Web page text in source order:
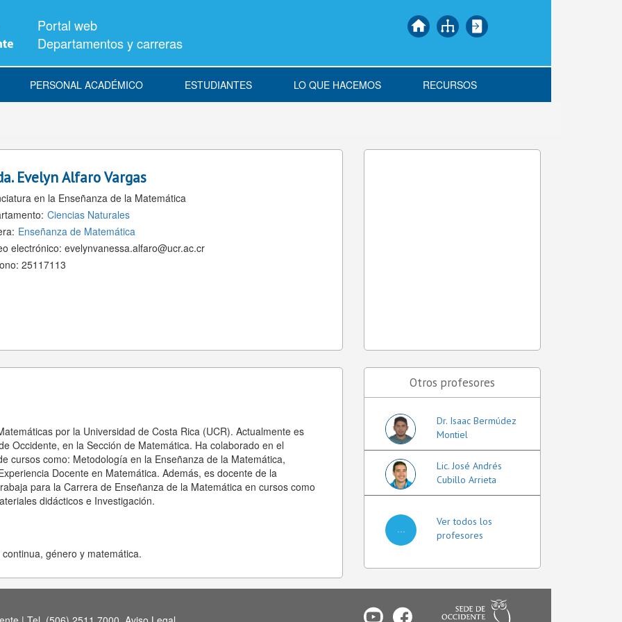
Portal web
Departamentos y carreras
PERSONAL ACADÉMICO ESTUDIANTES LO QUE HACEMOS RECURSOS
Evelyn Alfaro Vargas
en la Enseñanza de la Matemática
Ciencias Naturales
Enseñanza de Matemática
electrónico: evelynvanessa.alfaro@ucr.ac.cr
25117113
por la Universidad de Costa Rica (UCR). Actualmente es
Occidente, en la Sección de Matemática. Ha colaborado en el
cursos como: Metodología en la Enseñanza de la Matemática,
Docente en Matemática. Además, es docente de la
para la Carrera de Enseñanza de la Matemática en cursos como
didácticos e Investigación.
género y matemática.
Otros profesores
Dr. Isaac Bermúdez
Montiel
Lic. José Andrés
Cubillo Arrieta
...
Ver todos los
profesores